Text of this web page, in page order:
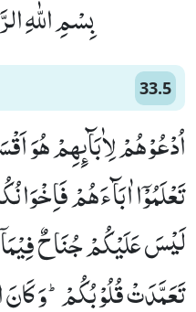
بِسْمِ اللّٰهِ
33.5
اُدْعُوْهُمْ لِاٰبَآىٕهِمْ هُوَ
تَعْلَمُوْۤا اٰبَآءَهُمْ
لَیْسَ عَلَیْكُمْ جُنَاحٌ
تَعَمَّدَتْ قُلُوْبُكُمْؕ-وَ كَانَ